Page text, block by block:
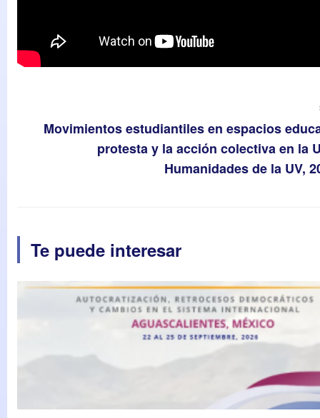
Movimientos estudiantiles en espacios
protesta y la acción colectiva en la
Humanidades de la UV,
Te puede interesar